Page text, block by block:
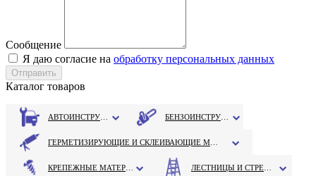
Сообщение
Я даю согласие на обработку персональных данных
Каталог товаров